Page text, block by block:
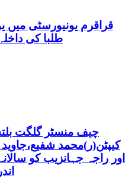
طلبا کی
چیف منسٹر گلگت
کیپٹن(ر)محمد
اور راجہ جہانزیب کو